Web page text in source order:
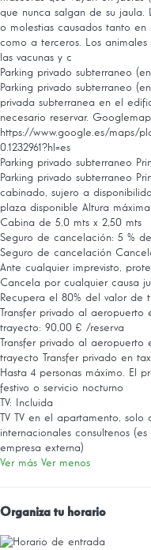
que nunca salgan de su jaula.
o molestias causados tanto
como a terceros. Los
las vacunas y c
Parking privado subterraneo
Parking privado subterraneo
privada subterranea en el
necesario reservar.
https://www.google.es/maps/
0.1232961?hl=es
Parking privado subterraneo
Parking privado subterraneo
cabinado, sujero a
plaza disponible Altura
Cabina de 5,0 mts x 2,50 mts
Seguro de cancelación: 5 %
Seguro de cancelación
Ante cualquier imprevisto,
Cancela por cualquier causa
Recupera el 80% del valor de
Transfer privado al
trayecto: 90,00 € /reserva
Transfer privado al
trayecto
Transfer privado en
Hasta 4 personas máximo. El
festivo o servicio nocturno
TV: Incluida
TV
TV en el apartamento, solo
internacionales consultenos
empresa externa)
Ver más Ver menos
Organiza tu horario